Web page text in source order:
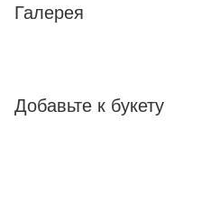
Галерея
Добавьте к букету